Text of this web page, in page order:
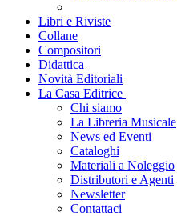
Libri e Riviste
Collane
Compositori
Didattica
Novità Editoriali
La Casa Editrice
Chi siamo
La Libreria Musicale
News ed Eventi
Cataloghi
Materiali a Noleggio
Distributori e Agenti
Newsletter
Contattaci